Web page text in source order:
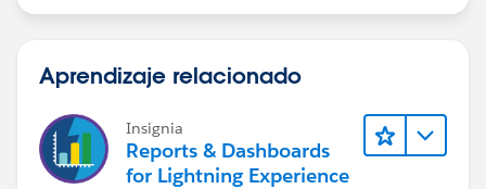
Aprendizaje relacionado
Insignia
Reports & Dashboards
for Lightning Experience